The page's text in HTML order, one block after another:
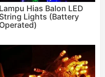
Lampu Hias Balon LED
String Lights (Battery
Operated)